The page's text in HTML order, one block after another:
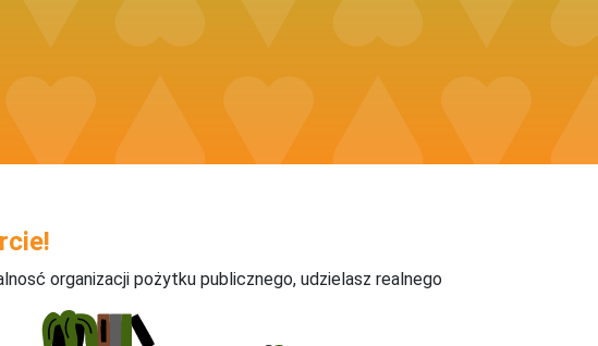
organizacji pożytku publicznego, udzielasz realnego